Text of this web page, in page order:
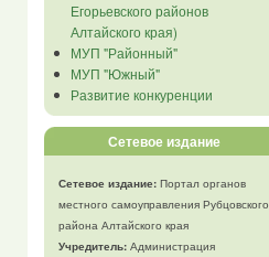
Егорьевского районов
Алтайского края)
МУП "Районный"
МУП "Южный"
Развитие конкуренции
Сетевое издание
Сетевое издание: Портал органов
местного самоуправления Рубцовского
района Алтайского края
Учредитель: Администрация